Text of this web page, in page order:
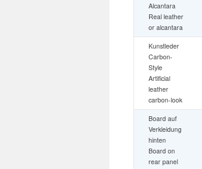
Alcantara
Real leather
or alcantara
Kunstleder
Carbon-
Style
Artificial
leather
carbon-look
Board auf
Verkleidung
hinten
Board on
rear panel